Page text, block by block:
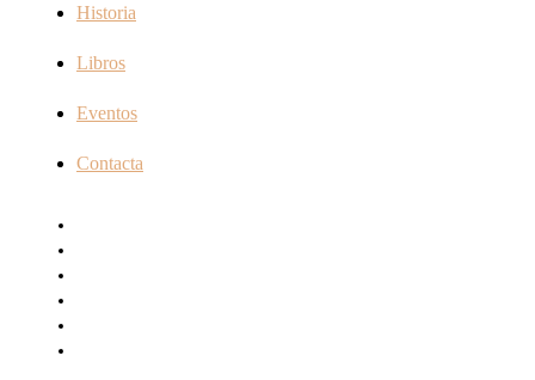
Historia
Libros
Eventos
Contacta